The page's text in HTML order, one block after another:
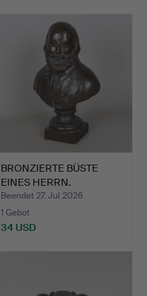
BRONZIERTE BÜSTE
EINES HERRN.
Beendet 27. Jul 2026
1 Gebot
34 USD